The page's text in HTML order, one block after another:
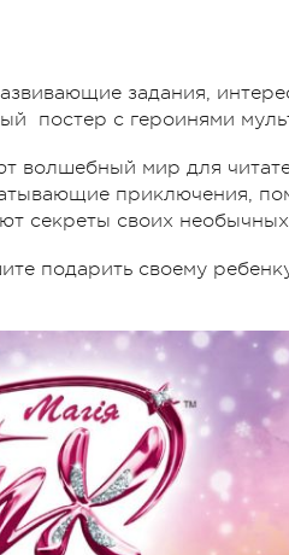
задания,
постер с героинями
волшебный мир для
приключения,
секреты своих
подарить своему